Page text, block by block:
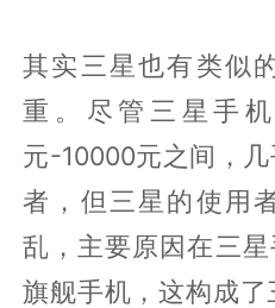
其实三星也有类似
重。尽管三星手
元-10000元之间，
者，但三星的使用
乱，主要原因在三
旗舰手机，这构成